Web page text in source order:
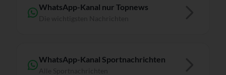
WhatsApp-Kanal nur Topnews
WhatsApp-Kanal Sportnachrichten